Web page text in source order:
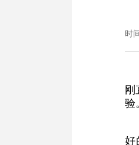
时
刚
验。
好